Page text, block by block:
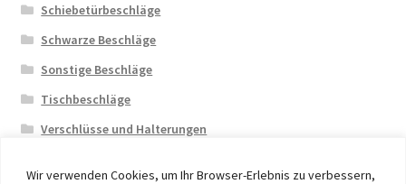
Wir verwenden Cookies, um Ihr Browser-Erlebnis zu verbessern,
Schiebetürbeschläge
Schwarze Beschläge
Sonstige Beschläge
Tischbeschläge
Verschlüsse und Halterungen